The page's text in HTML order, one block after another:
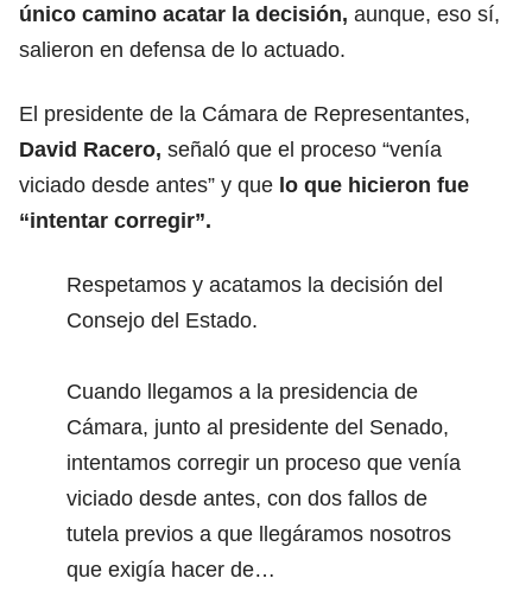
único camino acatar la decisión, aunque, eso sí,
salieron en defensa de lo actuado.
El presidente de la Cámara de Representantes,
David Racero, señaló que el proceso “venía
viciado desde antes” y que lo que hicieron fue
“intentar corregir”.
Respetamos y acatamos la decisión del
Consejo del Estado.
Cuando llegamos a la presidencia de
Cámara, junto al presidente del Senado,
intentamos corregir un proceso que venía
viciado desde antes, con dos fallos de
tutela previos a que llegáramos nosotros
que exigía hacer de…